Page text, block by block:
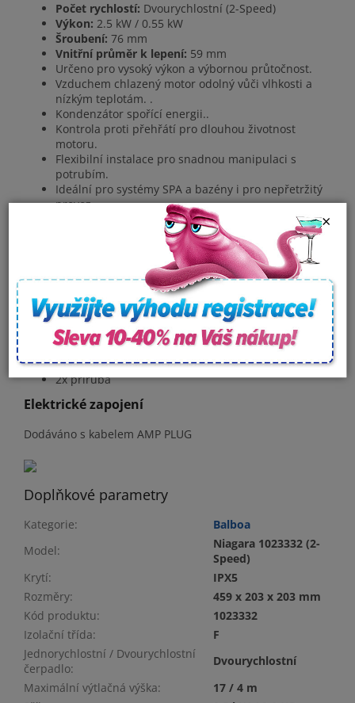
×
Počet rychlostí: Dvourychlostní (2-Speed)
Výkon: 2.5 kW / 0.55 kW
Šroubení: 76 mm
Vnitřní průměr k lepení: 59 mm
Určeno pro vysoký výkon a výbornou průtočnost.
Vzduchem chlazený motor odolný vůči vlhkosti a
nízkým teplotám. .
Kondenzátor spořící energii..
Kontrola proti přehřátí pro dlouhou životnost
motoru.
Flexibilní instalace pro snadnou manipulaci s
potrubím.
Ideální pro systémy SPA a bazény i pro nepřetržitý
provoz.
(Viz obrázek ve fotogalerii)
E F
459
67 109 125 140 203 203 94
Součást balení
2x příruba
Elektrické zapojení
Dodáváno s kabelem AMP PLUG
Doplňkové parametry
Kategorie:
Balboa
Model:
Niagara 1023332 (2-
Speed)
Krytí:
IPX5
Rozměry:
459 x 203 x 203 mm
Kód produktu:
1023332
Izolační třída:
F
Jednorychlostní / Dvourychlostní
čerpadlo:
Dvourychlostní
Maximální výtlačná výška:
17 / 4 m